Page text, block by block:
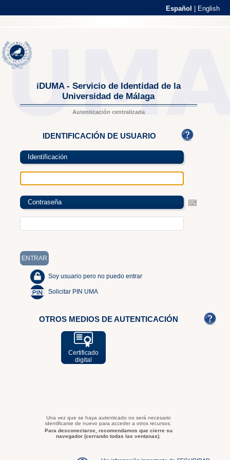
Español English
iDUMA - Servicio de Identidad de la
Universidad de Málaga
Autenticación centralizada
IDENTIFICACIÓN DE USUARIO
Identificación
Contraseña
Soy usuario pero no puedo entrar
Solicitar PIN UMA
OTROS MEDIOS DE AUTENTICACIÓN
Certificado
digital
Una vez que se haya autenticado no será necesario
identificarse de nuevo para acceder a otros recursos.
Para desconectarse, recomendamos que cierre su
navegador (cerrando todas las ventanas).